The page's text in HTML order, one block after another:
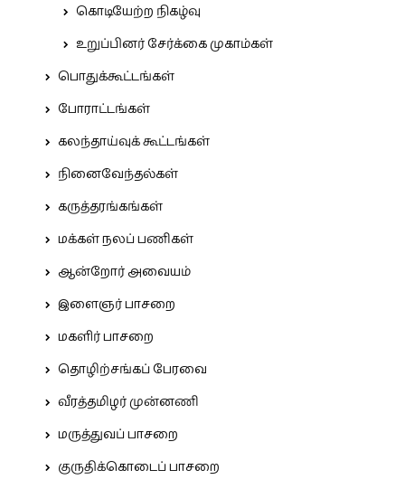
கொடியேற்ற நிகழ்வு
உறுப்பினர் சேர்க்கை முகாம்கள்
பொதுக்கூட்டங்கள்
போராட்டங்கள்
கலந்தாய்வுக் கூட்டங்கள்
நினைவேந்தல்கள்
கருத்தரங்கங்கள்
மக்கள் நலப் பணிகள்
ஆன்றோர் அவையம்
இளைஞர் பாசறை
மகளிர் பாசறை
தொழிற்சங்கப் பேரவை
வீரத்தமிழர் முன்னணி
மருத்துவப் பாசறை
குருதிக்கொடைப் பாசறை